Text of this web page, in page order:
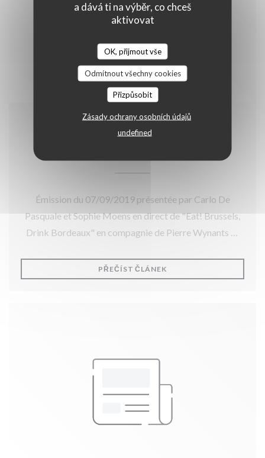
a dává ti na výběr, co chceš
aktivovat
OK, přijmout vše
Odmítnout všechny cookies
Přizpůsobit
Zásady ochrany osobních údajů
undefined
Émission du 07/09/2019 présentée par Carlo De
Pasquale et Sophie Moens en direct de "Eat! Brussels,
Drink Bordeaux" en compagnie de Pierre Wynants et
PŘEČÍST ČLÁNEK((OTEVŘE SE V NOVÉM